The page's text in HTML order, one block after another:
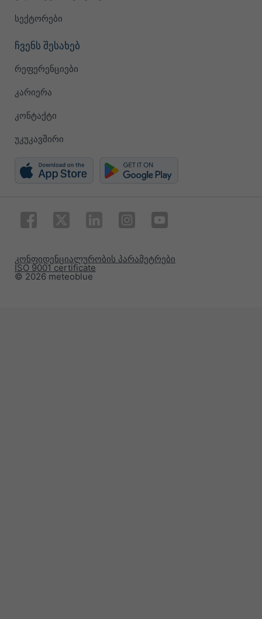
სექტორები
ჩვენს შესახებ
რეფერენციები
კარიერა
კონტაქტი
უკუკავშირი
© 2026 meteoblue
ISO 9001 certificate
კონფიდენციალურობის პარამეტრები